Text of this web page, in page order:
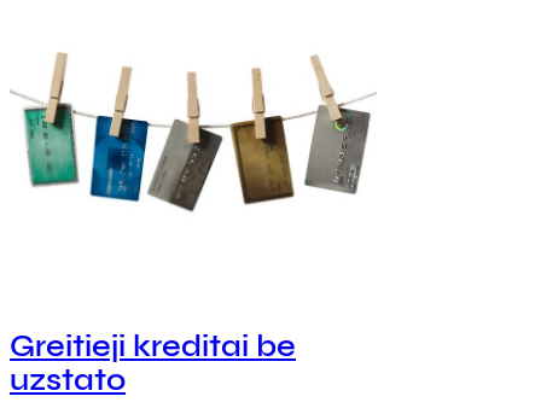
Greitieji kreditai be
uzstato